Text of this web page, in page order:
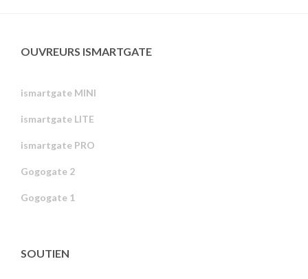
OUVREURS ISMARTGATE
ismartgate MINI
ismartgate LITE
ismartgate PRO
Gogogate 2
Gogogate 1
SOUTIEN